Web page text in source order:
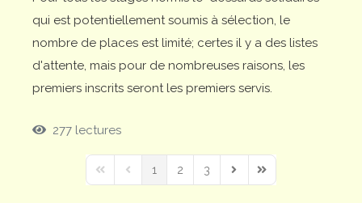
qui est potentiellement soumis à sélection, le
nombre de places est limité; certes il y a des listes
d'attente, mais pour de nombreuses raisons, les
premiers inscrits seront les premiers servis.
277 lectures
First PagePrevious Page
1 2 3
Next PageLast Page